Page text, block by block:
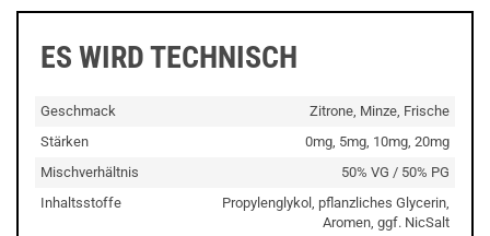
ES WIRD TECHNISCH
Geschmack
Zitrone, Minze, Frische
Stärken
0mg, 5mg, 10mg, 20mg
Mischverhältnis
50% VG / 50% PG
Inhaltsstoffe
Propylenglykol, pflanzliches Glycerin,
Aromen, ggf. NicSalt